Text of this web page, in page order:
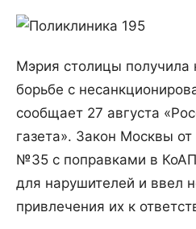
Мэрия столицы получила
борьбе с
сообщает 27 августа
газета». Закон Москвы
№35 с поправками в
для нарушителей и ввел
привлечения их к